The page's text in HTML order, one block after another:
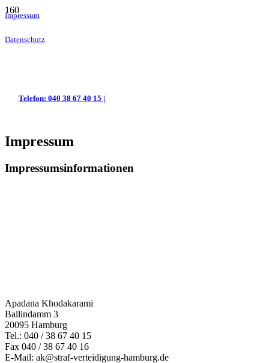
Impressum
Datenschutz
Telefon: 040 38 67 40 15 |
Impressum
Impressumsinformationen
Apadana Khodakarami
Ballindamm 3
20095 Hamburg
Tel.: 040 / 38 67 40 15
Fax 040 / 38 67 40 16
E-Mail: ak@straf-verteidigung-hamburg.de